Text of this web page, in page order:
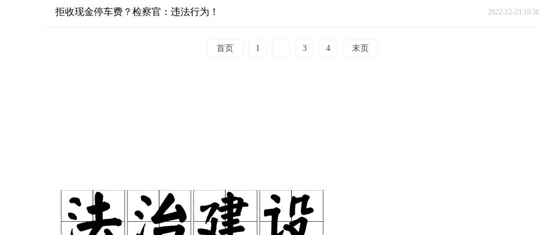
拒收现金停车费？检察官：违法行为！ 2022-12-23
首页 1 3 4 末页